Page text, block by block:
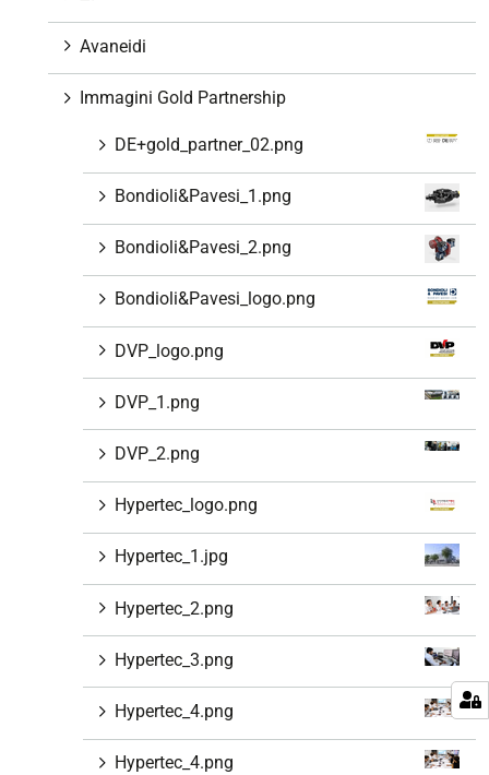
Avaneidi
Immagini Gold Partnership
DE+gold_partner_02.png
Bondioli&Pavesi_1.png
Bondioli&Pavesi_2.png
Bondioli&Pavesi_logo.png
DVP_logo.png
DVP_1.png
DVP_2.png
Hypertec_logo.png
Hypertec_1.jpg
Hypertec_2.png
Hypertec_3.png
Hypertec_4.png
Hypertec_4.png